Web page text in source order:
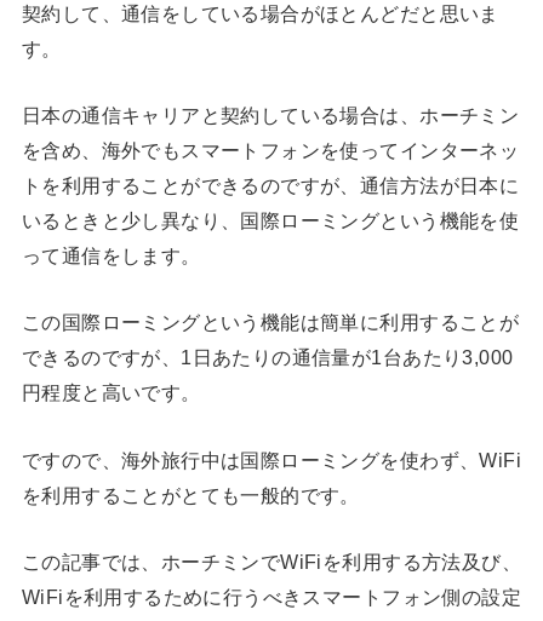
契約して、通信をしている場合がほとんどだと思いま
す。
日本の通信キャリアと契約している場合は、ホーチミン
を含め、海外でもスマートフォンを使ってインターネッ
トを利用することができるのですが、通信方法が日本に
いるときと少し異なり、国際ローミングという機能を使
って通信をします。
この国際ローミングという機能は簡単に利用することが
できるのですが、1日あたりの通信量が1台あたり3,000
円程度と高いです。
ですので、海外旅行中は国際ローミングを使わず、WiFi
を利用することがとても一般的です。
この記事では、ホーチミンでWiFiを利用する方法及び、
WiFiを利用するために行うべきスマートフォン側の設定